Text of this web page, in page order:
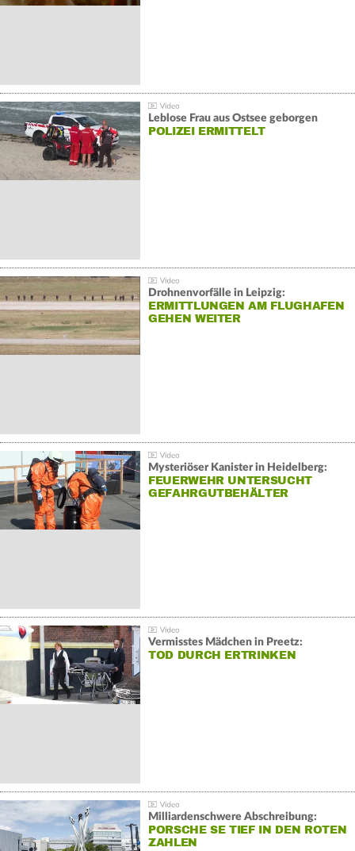
Leblose Frau aus Ostsee geborgen
POLIZEI ERMITTELT
Drohnenvorfälle in Leipzig:
ERMITTLUNGEN AM FLUGHAFEN
GEHEN WEITER
Mysteriöser Kanister in Heidelberg:
FEUERWEHR UNTERSUCHT
GEFAHRGUTBEHÄLTER
Vermisstes Mädchen in Preetz:
TOD DURCH ERTRINKEN
Milliardenschwere Abschreibung:
PORSCHE SE TIEF IN DEN ROTEN
ZAHLEN